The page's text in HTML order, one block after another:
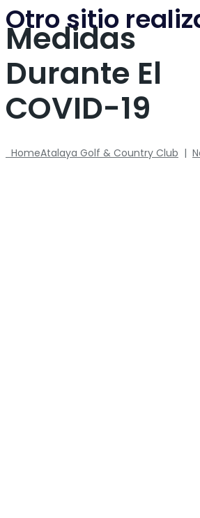
Otro sitio
Medidas
Durante El
COVID-19
HomeAtalaya Golf & Country Club |